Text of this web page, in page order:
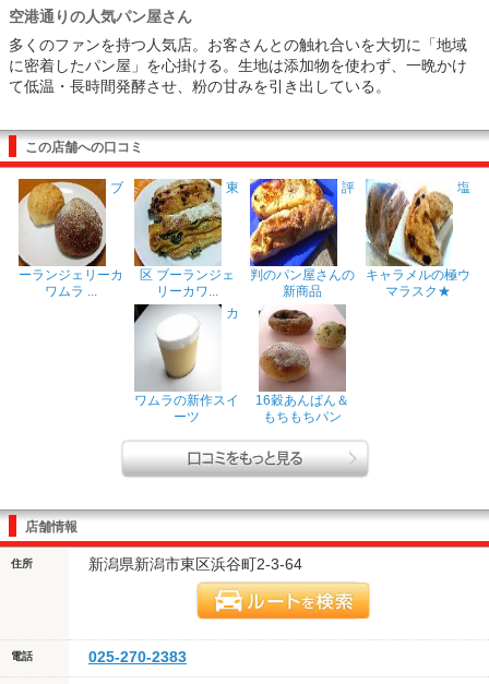
空港通りの人気パン屋さん
多くのファンを持つ人気店。お客さんとの触れ合いを大切に「地域
に密着したパン屋」を心掛ける。生地は添加物を使わず、一晩かけ
て低温・長時間発酵させ、粉の甘みを引き出している。
この店舗への口コミ
ブ
ーランジェリーカ
ワムラ ...
東
区 ブーランジェ
リーカワ...
評
判のパン屋さんの
新商品
塩
キャラメルの極ウ
マラスク★
カ
ワムラの新作スイ
ーツ
16穀あんぱん＆
もちもちパン
店舗情報
住所 新潟県新潟市東区浜谷町2-3-64
電話 025-270-2383